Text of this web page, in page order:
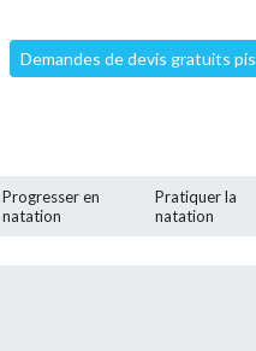
Demandes de devis gratuits
Progresser en
natation
Pratiquer la
natation